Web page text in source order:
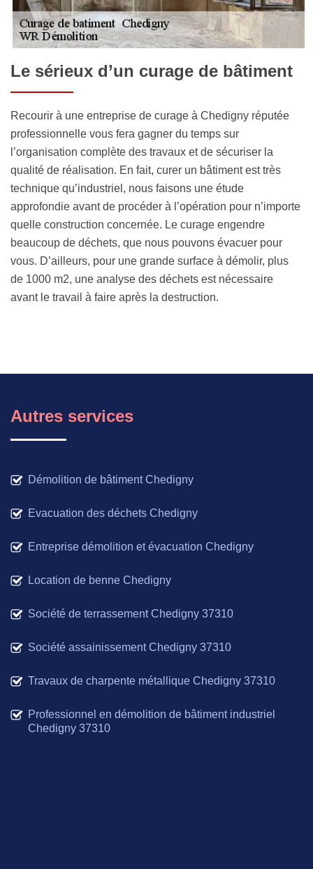
Le sérieux d’un curage de bâtiment
Recourir à une entreprise de curage à Chedigny réputée
professionnelle vous fera gagner du temps sur
l’organisation complète des travaux et de sécuriser la
qualité de réalisation. En fait, curer un bâtiment est très
technique qu’industriel, nous faisons une étude
approfondie avant de procéder à l’opération pour n’importe
quelle construction concernée. Le curage engendre
beaucoup de déchets, que nous pouvons évacuer pour
vous. D’ailleurs, pour une grande surface à démolir, plus
de 1000 m2, une analyse des déchets est nécessaire
avant le travail à faire après la destruction.
Autres services
Démolition de bâtiment Chedigny
Evacuation des déchets Chedigny
Entreprise démolition et évacuation Chedigny
Location de benne Chedigny
Société de terrassement Chedigny 37310
Société assainissement Chedigny 37310
Travaux de charpente métallique Chedigny 37310
Professionnel en démolition de bâtiment industriel
Chedigny 37310